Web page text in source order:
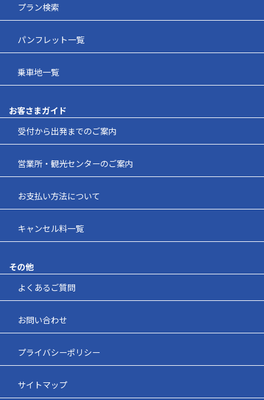
プラン検索
パンフレット一覧
乗車地一覧
お客さまガイド
受付から出発までのご案内
営業所・観光センターのご案内
お支払い方法について
キャンセル料一覧
その他
よくあるご質問
お問い合わせ
プライバシーポリシー
サイトマップ